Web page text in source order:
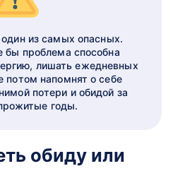
из самых опасных.
бы проблема способна
лишать ежедневных
потом напомнят о себе
потери и обидой за
годы.
обиду или